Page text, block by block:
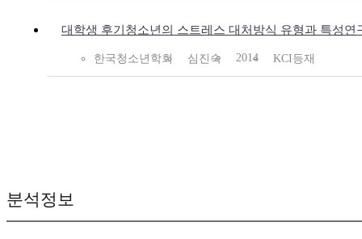
대학생 후기청소년의 스트레스 대처방식 유형과 특성연
한국청소년학회 심진숙 2014 KCI등재
분석정보